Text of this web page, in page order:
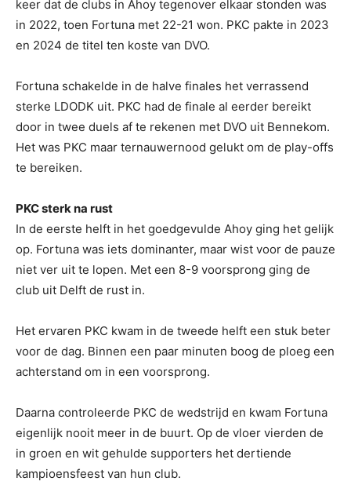
keer dat de clubs in Ahoy tegenover elkaar stonden was
in 2022, toen Fortuna met 22-21 won. PKC pakte in 2023
en 2024 de titel ten koste van DVO.
Fortuna schakelde in de halve finales het verrassend
sterke LDODK uit. PKC had de finale al eerder bereikt
door in twee duels af te rekenen met DVO uit Bennekom.
Het was PKC maar ternauwernood gelukt om de play-offs
te bereiken.
PKC sterk na rust
In de eerste helft in het goedgevulde Ahoy ging het gelijk
op. Fortuna was iets dominanter, maar wist voor de pauze
niet ver uit te lopen. Met een 8-9 voorsprong ging de
club uit Delft de rust in.
Het ervaren PKC kwam in de tweede helft een stuk beter
voor de dag. Binnen een paar minuten boog de ploeg een
achterstand om in een voorsprong.
Daarna controleerde PKC de wedstrijd en kwam Fortuna
eigenlijk nooit meer in de buurt. Op de vloer vierden de
in groen en wit gehulde supporters het dertiende
kampioensfeest van hun club.